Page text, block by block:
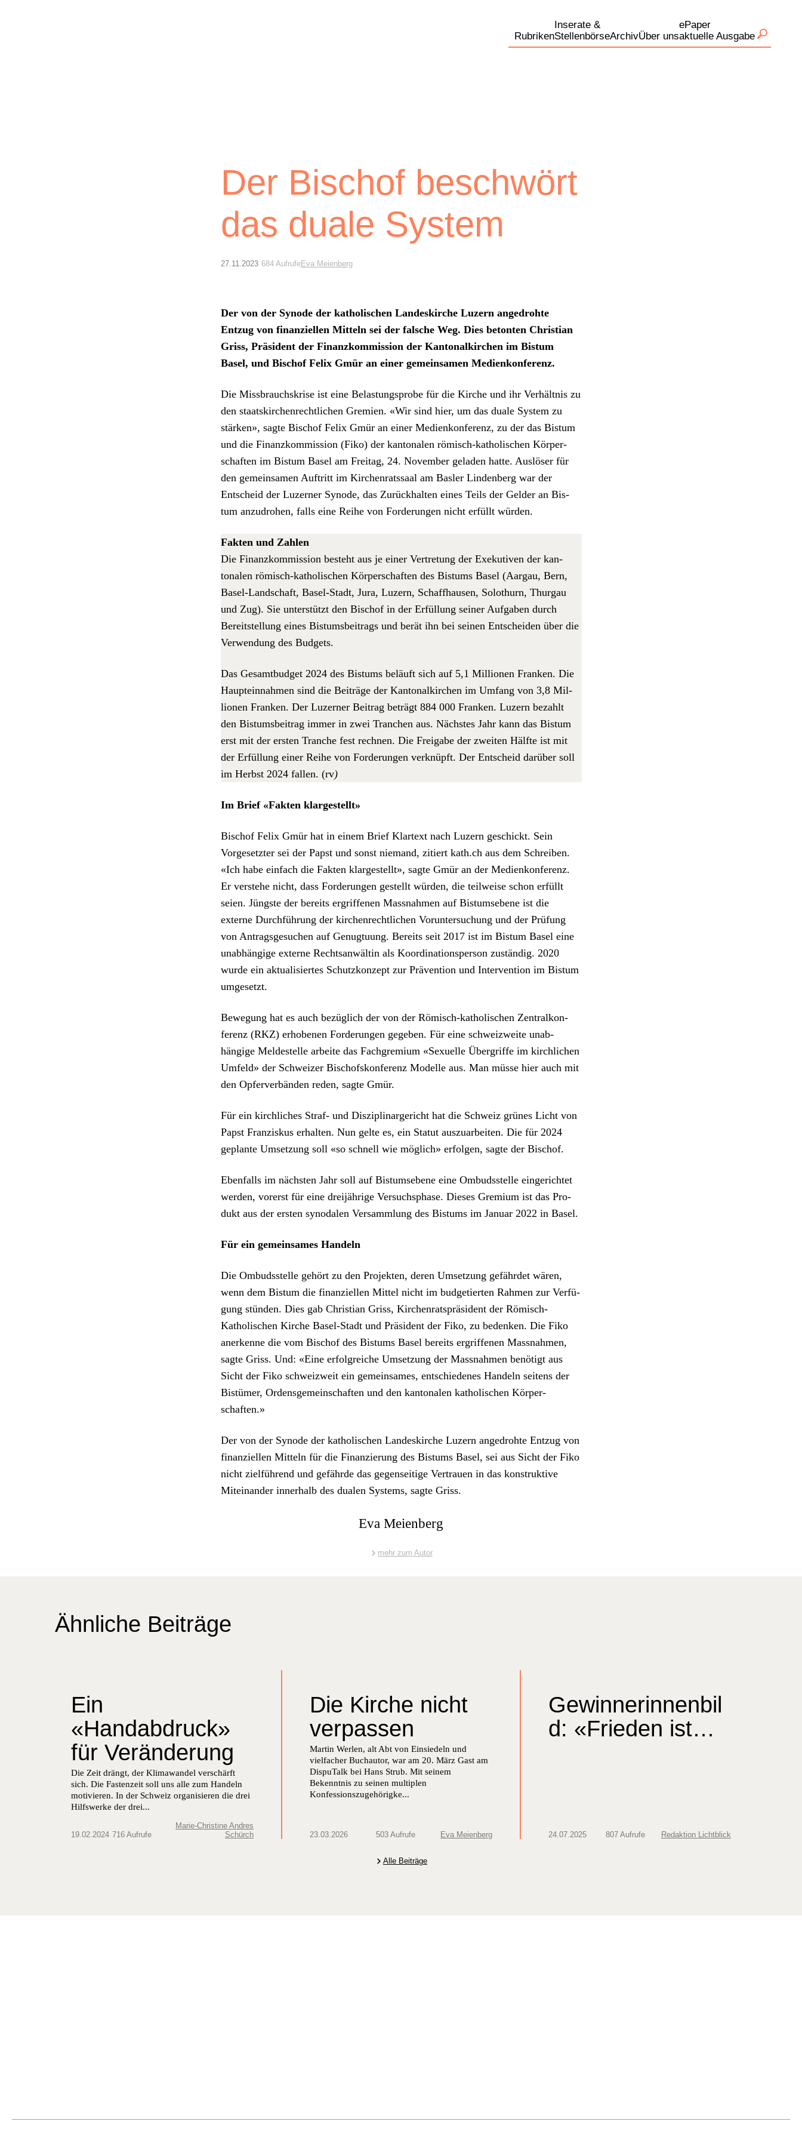
Rubriken
Inserate &
StellenbörseArchivÜber uns
ePaper
aktuelle Ausgabe
Der Bischof beschwört
das duale System
27.11.2023 684 AufrufeEva Meienberg
Der von der Syn­ode der katholis­chen Lan­deskirche Luzern ange­dro­hte
Entzug von finanziellen Mit­teln sei der falsche Weg. Dies beton­ten Chris­t­ian
Griss, Präsi­dent der Finanzkom­mis­sion der Kan­ton­alkirchen im Bis­tum
Basel, und Bischof Felix Gmür an ein­er gemein­samen Medi­enkon­ferenz.
Die Miss­brauch­skrise ist eine Belas­tung­sprobe für die Kirche und ihr Ver­hält­nis zu
den staatskirchen­rechtlichen Gremien. «Wir sind hier, um das duale Sys­tem zu
stärken», sagte Bischof Felix Gmür an ein­er Medi­enkon­ferenz, zu der das Bis­tum
und die Finanzkom­mis­sion (Fiko) der kan­tonalen römisch-katholis­chen Kör­per­
schaften im Bis­tum Basel am Fre­itag, 24. Novem­ber geladen hat­te. Aus­lös­er für
den gemein­samen Auftritt im Kirchen­ratssaal am Basler Lin­den­berg war der
Entscheid der Luzern­er Syn­ode, das Zurück­hal­ten eines Teils der Gelder an Bis­
tum anzu­dro­hen, falls eine Rei­he von Forderun­gen nicht erfüllt wür­den.
Fak­ten und Zahlen
Die Finanzkom­mis­sion beste­ht aus je ein­er Vertre­tung der Exeku­tiv­en der kan­
tonalen römisch-katholis­chen Kör­per­schaften des Bis­tums Basel (Aar­gau, Bern,
Basel-Land­schaft, Basel-Stadt, Jura, Luzern, Schaffhausen, Solothurn, Thur­gau
und Zug). Sie unter­stützt den Bischof in der Erfül­lung sein­er Auf­gaben durch
Bere­it­stel­lung eines Bis­tums­beitrags und berät ihn bei seinen Entschei­den über die
Ver­wen­dung des Bud­gets.
Das Gesamt­bud­get 2024 des Bis­tums beläuft sich auf 5,1 Mil­lio­nen Franken. Die
Hauptein­nah­men sind die Beiträge der Kan­ton­alkirchen im Umfang von 3,8 Mil­
lio­nen Franken. Der Luzern­er Beitrag beträgt 884 000 Franken. Luzern bezahlt
den Bis­tums­beitrag immer in zwei Tranchen aus. Näch­stes Jahr kann das Bis­tum
erst mit der ersten Tranche festrech­nen. Die Freiga­be der zweit­en Hälfte ist mit
der Erfül­lung ein­er Rei­he von Forderun­gen verknüpft. Der Entscheid darüber soll
im Herb­st 2024 fall­en. (rv)
Im Brief «Fak­ten klargestellt»
Bischof Felix Gmür hat in einem Brief Klar­text nach Luzern geschickt. Sein
Vorge­set­zter sei der Papst und son­st nie­mand, zitiert kath.ch aus dem Schreiben.
«Ich habe ein­fach die Fak­ten klargestellt», sagte Gmür an der Medi­enkon­ferenz.
Er ver­ste­he nicht, dass Forderun­gen gestellt wür­den, die teil­weise schon erfüllt
seien. Jüng­ste der bere­its ergrif­f­e­nen Mass­nah­men auf Bis­tum­sebene ist die
externe Durch­führung der kirchen­rechtlichen Vorun­ter­suchung und der Prü­fung
von Antrags­ge­suchen auf Genug­tu­ung. Bere­its seit 2017 ist im Bis­tum Basel eine
unab­hängige externe Recht­san­wältin als Koor­di­na­tion­sper­son zuständig. 2020
wurde ein aktu­al­isiertes Schutzkonzept zur Präven­tion und Inter­ven­tion im Bis­tum
umge­set­zt.
Bewe­gung hat es auch bezüglich der von der Römisch-katholis­chen Zen­tralkon­
ferenz (RKZ) erhobe­nen Forderun­gen gegeben. Für eine schweizweite unab­
hängige Meldestelle arbeite das Fach­gremi­um «Sex­uelle Über­griffe im kirch­lichen
Umfeld» der Schweiz­er Bischof­skon­ferenz Mod­elle aus. Man müsse hier auch mit
den Opfer­ver­bän­den reden, sagte Gmür.
Für ein kirch­lich­es Straf- und Diszi­pli­narg­ericht hat die Schweiz grünes Licht von
Papst Franziskus erhal­ten. Nun gelte es, ein Statut auszuar­beit­en. Die für 2024
geplante Umset­zung soll «so schnell wie möglich» erfol­gen, sagte der Bischof.
Eben­falls im näch­sten Jahr soll auf Bis­tum­sebene eine Ombudsstelle ein­gerichtet
wer­den, vor­erst für eine drei­jährige Ver­such­sphase. Dieses Gremi­um ist das Pro­
dukt aus der ersten syn­odalen Ver­samm­lung des Bis­tums im Jan­u­ar 2022 in Basel.
Für ein gemein­sames Han­deln
Die Ombudsstelle gehört zu den Pro­jek­ten, deren Umset­zung gefährdet wären,
wenn dem Bis­tum die finanziellen Mit­tel nicht im bud­getierten Rah­men zur Ver­fü­
gung stün­den. Dies gab Chris­t­ian Griss, Kirchen­rat­spräsi­dent der Römisch-
Katholis­chen Kirche Basel-Stadt und Präsi­dent der Fiko, zu bedenken. Die Fiko
anerkenne die vom Bischof des Bis­tums Basel bere­its ergrif­f­e­nen Mass­nah­men,
sagte Griss. Und: «Eine erfol­gre­iche Umset­zung der Mass­nah­men benötigt aus
Sicht der Fiko schweizweit ein gemein­sames, entsch­iedenes Han­deln seit­ens der
Bistümer, Ordens­ge­mein­schaften und den kan­tonalen katholis­chen Kör­per­
schaften.»
Der von der Syn­ode der katholis­chen Lan­deskirche Luzern ange­dro­hte Entzug von
finanziellen Mit­teln für die Finanzierung des Bis­tums Basel, sei aus Sicht der Fiko
nicht zielführend und gefährde das gegen­seit­ige Ver­trauen in das kon­struk­tive
Miteinan­der inner­halb des dualen Sys­tems, sagte Griss.
Eva Meienberg
mehr zum Autor
Ähnliche Beiträge
Ein
«Handabdruck»
für Veränderung
Die Zeit drängt, der Kli­mawan­del ver­schärft
sich. Die Fas­ten­zeit soll uns alle zum Han­deln
motivieren. In der Schweiz organ­isieren die drei
Hil­f­swerke der drei...
19.02.2024 716 Aufrufe
Marie-Christine Andres
Schürch
Die Kirche nicht
verpassen
Martin Werlen, alt Abt von Einsiedeln und
vielfacher Buchautor, war am 20. März Gast am
DispuTalk bei Hans Strub. Mit seinem
Bekenntnis zu seinen multiplen
Konfessionszugehörigke...
23.03.2026 503 Aufrufe Eva Meienberg
Gewinnerinnenbil
d: «Frieden ist…
24.07.2025 807 Aufrufe Redaktion Lichtblick
Alle Beiträge